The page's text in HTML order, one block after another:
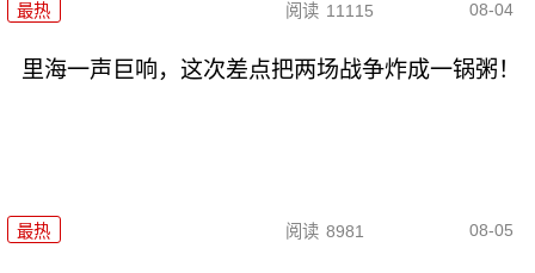
最热 阅读 11115 08-04
里海一声巨响，这次差点把两场战争炸成一锅粥！
最热 阅读 8981 08-05